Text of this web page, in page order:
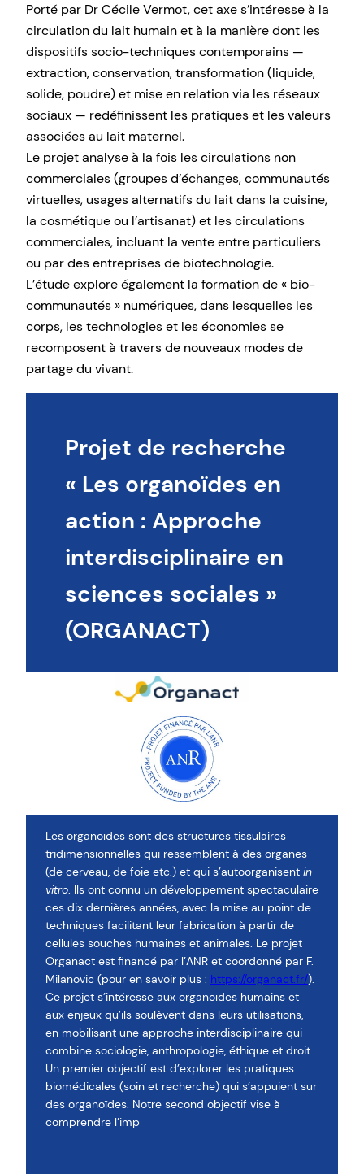
Porté par Dr Cécile Vermot, cet axe s’intéresse à la
circulation du lait humain et à la manière dont les
dispositifs socio-techniques contemporains —
extraction, conservation, transformation (liquide,
solide, poudre) et mise en relation via les réseaux
sociaux — redéfinissent les pratiques et les valeurs
associées au lait maternel.
Le projet analyse à la fois les circulations non
commerciales (groupes d’échanges, communautés
virtuelles, usages alternatifs du lait dans la cuisine,
la cosmétique ou l’artisanat) et les circulations
commerciales, incluant la vente entre particuliers
ou par des entreprises de biotechnologie.
L’étude explore également la formation de « bio-
communautés » numériques, dans lesquelles les
corps, les technologies et les économies se
recomposent à travers de nouveaux modes de
partage du vivant.
Projet de recherche
« Les organoïdes en
action : Approche
interdisciplinaire en
sciences sociales »
(ORGANACT)
Les organoïdes sont des structures tissulaires
tridimensionnelles qui ressemblent à des organes
(de cerveau, de foie etc.) et qui s’autoorganisent in
vitro. Ils ont connu un développement spectaculaire
ces dix dernières années, avec la mise au point de
techniques facilitant leur fabrication à partir de
cellules souches humaines et animales. Le projet
Organact est financé par l’ANR et coordonné par F.
Milanovic (pour en savoir plus : https://organact.fr/).
Ce projet s’intéresse aux organoïdes humains et
aux enjeux qu’ils soulèvent dans leurs utilisations,
en mobilisant une approche interdisciplinaire qui
combine sociologie, anthropologie, éthique et droit.
Un premier objectif est d’explorer les pratiques
biomédicales (soin et recherche) qui s’appuient sur
des organoïdes. Notre second objectif vise à
comprendre l’imp